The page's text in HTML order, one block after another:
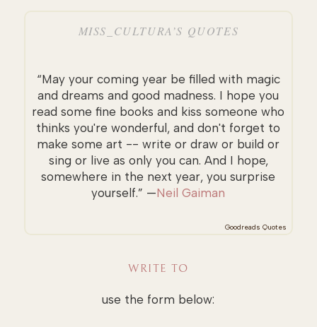
MISS_CULTURA’S QUOTES
“May your coming year be filled with magic
and dreams and good madness. I hope you
read some fine books and kiss someone who
thinks you're wonderful, and don't forget to
make some art -- write or draw or build or
sing or live as only you can. And I hope,
somewhere in the next year, you surprise
yourself.” —Neil Gaiman
Goodreads Quotes
WRITE TO
use the form below: